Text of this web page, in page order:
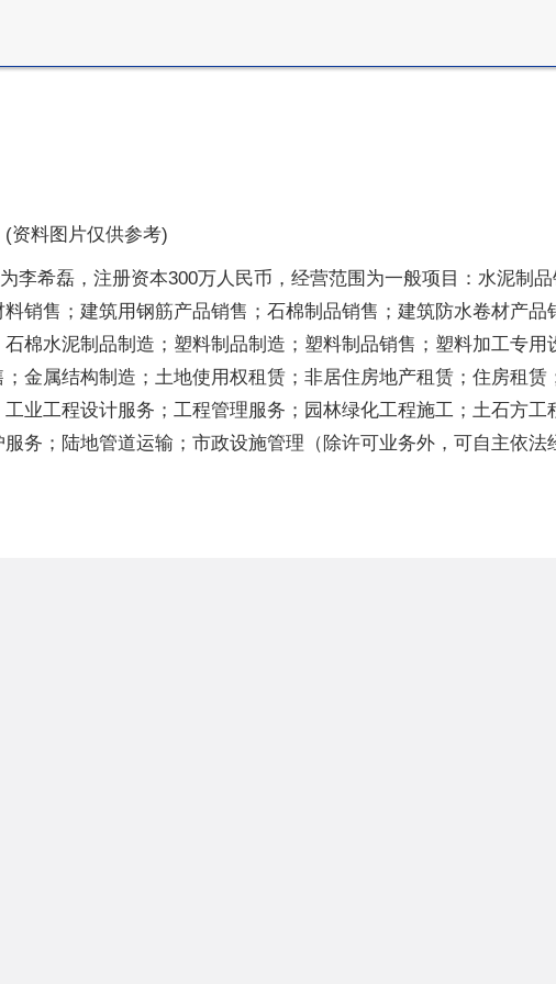
(资料图片仅供参考)
李希磊，注册资本300万人民币，经营范围为一般项目：水泥制
销售；建筑用钢筋产品销售；石棉制品销售；建筑防水卷材产品
棉水泥制品制造；塑料制品制造；塑料制品销售；塑料加工专
金属结构制造；土地使用权租赁；非居住房地产租赁；住房租赁
业工程设计服务；工程管理服务；园林绿化工程施工；土石方工
务；陆地管道运输；市政设施管理（除许可业务外，可自主依法